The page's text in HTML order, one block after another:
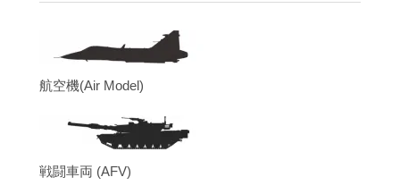
航空機(Air Model)
戦闘車両 (AFV)